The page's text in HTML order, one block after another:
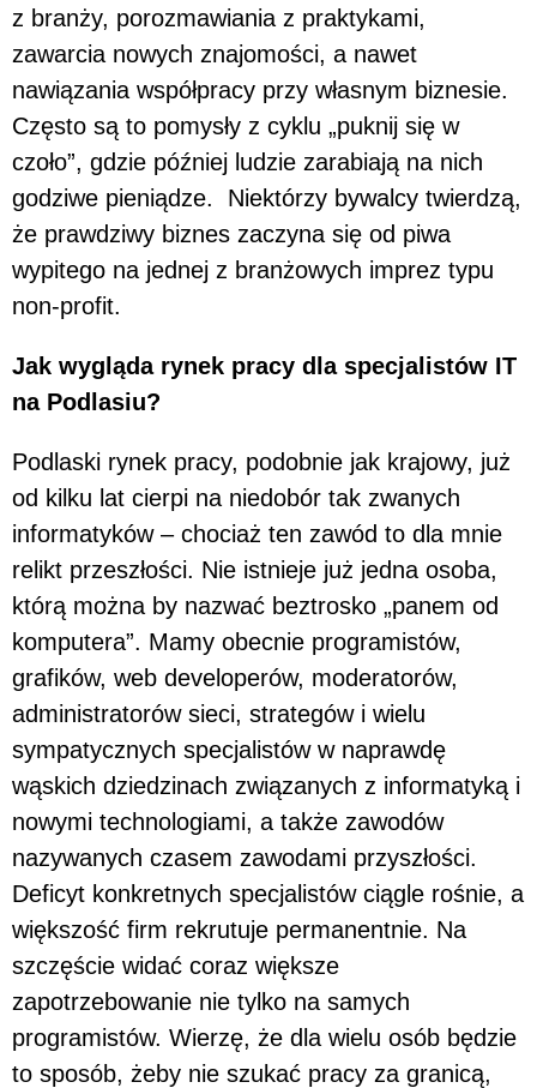
z branży, porozmawiania z praktykami,
zawarcia nowych znajomości, a nawet
nawiązania współpracy przy własnym biznesie.
Często są to pomysły z cyklu „puknij się w
czoło”, gdzie później ludzie zarabiają na nich
godziwe pieniądze. Niektórzy bywalcy twierdzą,
że prawdziwy biznes zaczyna się od piwa
wypitego na jednej z branżowych imprez typu
non-profit.
Jak wygląda rynek pracy dla specjalistów IT
na Podlasiu?
Podlaski rynek pracy, podobnie jak krajowy, już
od kilku lat cierpi na niedobór tak zwanych
informatyków – chociaż ten zawód to dla mnie
relikt przeszłości. Nie istnieje już jedna osoba,
którą można by nazwać beztrosko „panem od
komputera”. Mamy obecnie programistów,
grafików, web developerów, moderatorów,
administratorów sieci, strategów i wielu
sympatycznych specjalistów w naprawdę
wąskich dziedzinach związanych z informatyką i
nowymi technologiami, a także zawodów
nazywanych czasem zawodami przyszłości.
Deficyt konkretnych specjalistów ciągle rośnie, a
większość firm rekrutuje permanentnie. Na
szczęście widać coraz większe
zapotrzebowanie nie tylko na samych
programistów. Wierzę, że dla wielu osób będzie
to sposób, żeby nie szukać pracy za granicą,